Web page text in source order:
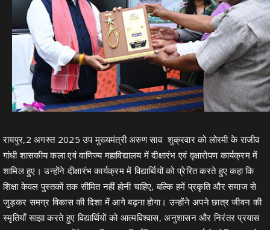
रायपुर,2 अगस्त 2025 उप मुख्यमंत्री अरुण साव शुक्रवार को लोरमी के राजीव
गांधी शासकीय कला एवं वाणिज्य महाविद्यालय में दीक्षारंभ एवं वृक्षारोपण कार्यक्रम में
शामिल हुए। उन्होंने दीक्षारंभ कार्यक्रम में विद्यार्थियों को प्रेरित करते हुए कहा कि
शिक्षा केवल पुस्तकों तक सीमित नहीं होनी चाहिए, बल्कि हमें प्रकृति और समाज से
जुड़कर समग्र विकास की दिशा में आगे बढ़ना होगा। उन्होंने अपने छात्र जीवन की
स्मृतियाँ साझा करते हुए विद्यार्थियों को आत्मविश्वास, अनुशासन और निरंतर प्रयास